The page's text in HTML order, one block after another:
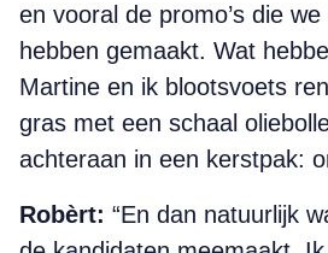
en vooral de promo’s die
hebben gemaakt. Wat
Martine en ik blootsvoets
gras met een schaal
achteraan in een kerstpak:
Robèrt: “En dan natuurlijk